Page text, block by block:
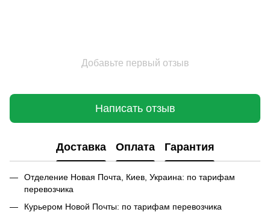
Добавьте первый отзыв
Написать отзыв
Доставка Оплата Гарантия
Отделение Новая Почта, Киев, Украина: по тарифам
перевозчика
Курьером Новой Почты: по тарифам перевозчика